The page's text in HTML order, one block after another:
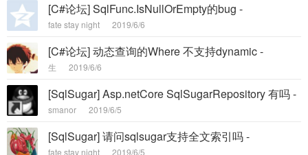
[C#论坛] SqlFunc.IsNullOrEmpty的bug -
fate stay night 2019/6/6
[C#论坛] 动态查询的Where 不支持dynamic -
生 2019/6/6
[SqlSugar] Asp.netCore SqlSugarRepository 有吗 -
smanor 2019/6/5
[SqlSugar] 请问sqlsugar支持全文索引吗 -
fate stay night 2019/6/5